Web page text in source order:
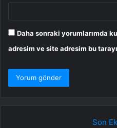
Daha sonraki yorumlarımda
adresim ve site adresim bu
Son